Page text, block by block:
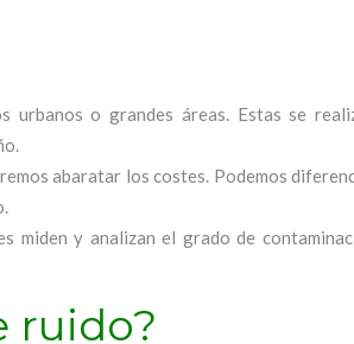
urbanos o grandes áreas. Estas se
abaratar los costes. Podemos
miden y analizan el grado de
ruido?